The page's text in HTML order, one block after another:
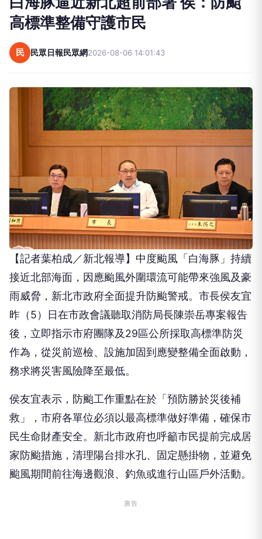
高標準整備守護市民
民 民眾日報民眾網2026-08-06 14:01:43
【記者葉柏成／新北報導】中度颱風「白海豚」持續
接近北部海面，因應颱風外圍環流可能帶來強風及豪
雨威脅，新北市政府全面提升防颱警戒。市長侯友宜
昨（5）日在市政會議聽取消防局長陳崇岳專案報告
後，立即指示市府團隊及29區公所採取高標準防災
作為，從災前巡檢、設施加固到應變整備全面啟動，
務求將災害風險降至最低。
侯友宜表示，防颱工作重點在於「預防勝於災後補
救」，市府各單位必須以最高標準做好準備，確保市
民生命財產安全。新北市政府也呼籲市民提前完成居
家防颱措施，清理陽台排水孔、固定懸掛物，並避免
颱風期間前往海邊觀浪、釣魚或進行山區戶外活動。
廣告